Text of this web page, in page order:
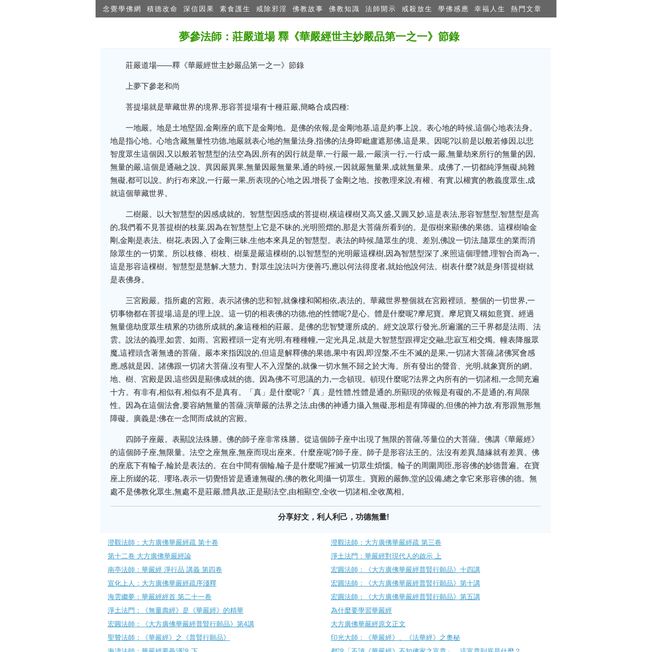
念覺學佛網 積德改命 深信因果 素食護生 戒除邪淫 佛教故事 佛教知識 法師開示 戒殺放生 學佛感應 幸福人生 熱門文章
夢參法師：莊嚴道場 釋《華嚴經世主妙嚴品第一之一》節錄
莊嚴道場——釋《華嚴經世主妙嚴品第一之一》節錄
上夢下參老和尚
菩提場就是華藏世界的境界,形容菩提場有十種莊嚴,簡略合成四種:
一地嚴。地是土地堅固,金剛座的底下是金剛地。是佛的依報,是金剛地基,這是約事上說。表心地的時候,這個心地表法身。
地是指心地。心地含藏無量性功德,地嚴就表心地的無量法身,指佛的法身即毗盧遮那佛,這是果。因呢?以前是以般若修因,以悲
智度眾生這個因,又以般若智慧型的法空為因,所有的因行就是華,一行嚴一最,一嚴演一行,一行成一嚴,無量劫來所行的無量的因,
無量的嚴,這個是通融之說。異因嚴異果,無量因嚴無量果,通的時候,一因就嚴無量果,成就無量果。成佛了,一切都純淨無礙,純雜
無礙,都可以說。約行布來說,一行嚴一果,所表現的心地之因,增長了金剛之地。按教理來說,有權、有實,以權實的教義度眾生,成
就這個華藏世界。
二樹嚴。以大智慧型的因感成就的。智慧型因惑成的菩提樹,橫這棵樹又高又盛,又圓又妙,這是表法,形容智慧型,智慧型是高
的,我們看不見菩提樹的枝葉,因為在智慧型上它是不昧的,光明照熠的,那是大菩薩所看到的。是假樹來顯佛的果德。這棵樹喻金
剛,金剛是表法。樹花,表因,入了金剛三昧,生他本來具足的智慧型。表法的時候,隨眾生的境、差別,佛說一切法,隨眾生的業而消
除眾生的一切業。所以枝條、樹枝、樹葉是嚴這棵樹的,以智慧型的光明嚴這棵樹,因為智慧型深了,來照這個理體,理智合而為一,
這是形容這棵樹。智慧型是慧解,大慧力。對眾生說法叫方便善巧,應以何法得度者,就始他說何法。樹表什麼?就是身!菩提樹就
是表佛身。
三宮殿嚴。指所處的宮殿。表示諸佛的悲和智,就像樓和閣相依,表法的。華藏世界整個就在宮殿裡頭。整個的一切世界,一
切事物都在菩提場,這是的理上說。這一切的相表佛的功德,他的性體呢?是心。體是什麼呢?摩尼寶。摩尼寶又稱如意寶。經過
無量億劫度眾生積累的功德所成就的,象這種相的莊嚴。是佛的悲智雙運所成的。經文說眾行發光,所遍灑的三千界都是法雨、法
雲。說法的義理,如雲、如雨。宮殿裡頭一定有光明,有種種幢,一定光具足,就是大智慧型跟禪定交融,悲寂互相交燭。幢表降服眾
魔,這裡頭含著無邊的菩薩。嚴本來指因說的,但這是解釋佛的果德,果中有因,即涅槃,不生不滅的是果,一切諸大菩薩,諸佛冥會感
應,感就是因。諸佛跟一切諸大菩薩,沒有聖人不入涅槃的,就像一切水無不歸之於大海。所有發出的聲音、光明,就象寶所的網。
地、樹、宮殿是因,這些因是顯佛成就的德。因為佛不可思議的力,一念頓現。頓現什麼呢?法界之內所有的一切諸相,一念間充遍
十方。有非有,相似有,相似有不是真有。「真」是什麼呢?「真」是性體,性體是通的,所顯現的依報是有礙的,不是通的,有局限
性。因為在這個法會,要容納無量的菩薩,演華嚴的法界之法,由佛的神通力攝入無礙,形相是有障礙的,但佛的神力故,有形跟無形無
障礙。廣義是:佛在一念間而成就的宮殿。
四師子座嚴。表顯說法殊勝。佛的師子座非常殊勝。從這個師子座中出現了無限的菩薩,等量位的大菩薩。佛講《華嚴經》
的這個師子座,無限量。法空之座無座,無座而現出座來。什麼座呢?師子座。師子是形容法王的。法沒有差異,隨緣就有差異。佛
的座底下有輪子,輪於是表法的。在台中間有個輪,輪子是什麼呢?摧滅一切眾生煩惱。輪子的周圍周匝,形容佛的妙德普遍。在寶
座上所綴的花、瓔珞,表示一切覺悟皆是通連無礙的,佛的教化周攝一切眾生。寶殿的嚴飾,堂的設備,總之拿它來形容佛的德。無
處不是佛教化眾生,無處不是莊嚴,體具故,正是顯法空,由相顯空,全收一切諸相,全收萬相。
分享好文，利人利己，功德無量!
澄觀法師：大方廣佛華嚴經疏 第十卷
澄觀法師：大方廣佛華嚴經疏 第三卷
第十二卷 大方廣佛華嚴經論
淨土法門：華嚴經對現代人的啟示 上
南亭法師：華嚴經 淨行品 講義 第四卷
宏圓法師：《大方廣佛華嚴經普賢行願品》十四講
宣化上人：大方廣佛華嚴經疏序淺釋
宏圓法師：《大方廣佛華嚴經普賢行願品》第十講
海雲繼夢：華嚴經經首 第二十一卷
宏圓法師：《大方廣佛華嚴經普賢行願品》第五講
淨土法門：《無量壽經》是《華嚴經》的精華
為什麼要學習華嚴經
宏圓法師：《大方廣佛華嚴經普賢行願品》第4講
大方廣佛華嚴經原文正文
聖贊法師：《華嚴經》之《普賢行願品》
印光大師：《華嚴經》、《法華經》之奧秘